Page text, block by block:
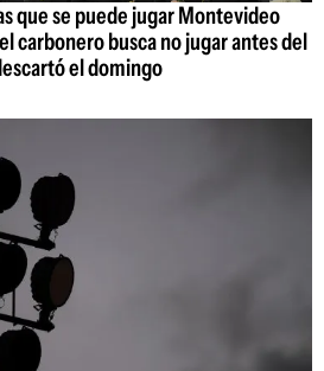
que se puede jugar Montevideo
carbonero busca no jugar antes del
el domingo